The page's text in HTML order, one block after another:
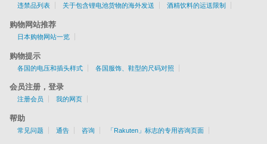
违禁品列表 关于包含锂电池货物的海外发送 酒精饮料的运送限制
购物网站推荐
日本购物网站一览
购物提示
各国的电压和插头样式 各国服饰、鞋型的尺码对照
会员注册，登录
注册会员 我的网页
帮助
常见问题 通告 咨询 「Rakuten」标志的专用咨询页面